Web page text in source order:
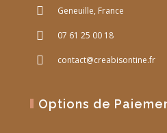
Geneuille, France
07 61 25 00 18
contact@creabisontine.fr
Options de